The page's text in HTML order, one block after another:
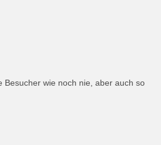
Besucher wie noch nie, aber auch so